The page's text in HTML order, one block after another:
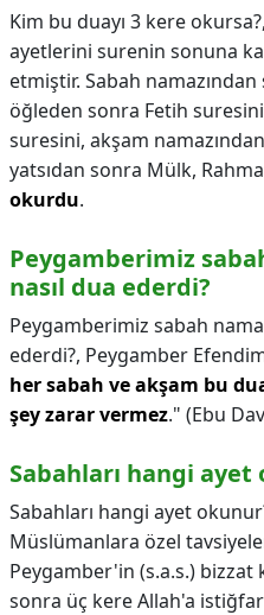
Kim bu duayı 3 kere okursa?,
ayetlerini surenin sonuna
etmiştir. Sabah
öğleden sonra Fetih
suresini, akşam
yatsıdan sonra Mülk,
okurdu.
Peygamberimiz
nasıl dua ederdi?
Peygamberimiz sabah
ederdi?, Peygamber
her sabah ve akşam bu
şey zarar vermez." (Ebu
Sabahları hangi ayet
Sabahları hangi ayet
Müslümanlara özel
Peygamber'in (s.a.s.)
sonra üç kere Allah'a